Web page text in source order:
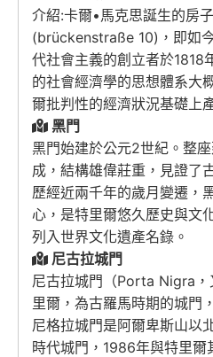
介紹:卡爾•馬克思誕生的房
(brückenstraße 10)，即如
代社會主義的創立者於1818
的社會經濟學的思想體系大
爾批判性的經濟狀況基礎上
黑門
黑門始建於公元2世紀。整
成，結構雄偉莊重，見證了
歷經近兩千年的歲月變遷，
心，是特里爾悠久歷史與文
列入世界文化遺產名錄。
尼古拉城門
尼古拉城門（Porta Nigra
里爾，為古羅馬時期的城門
尼格拉城門是阿爾卑斯山以
時代城門，1986年與特里